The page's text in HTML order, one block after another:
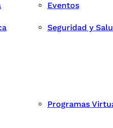
Eventos
Seguridad y
Programas